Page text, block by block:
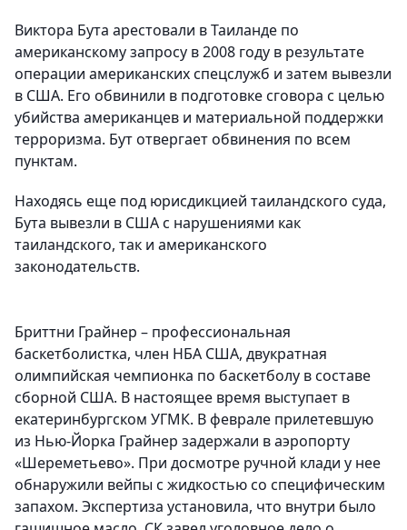
Виктора Бута арестовали в Таиланде по
американскому запросу в 2008 году в результате
операции американских спецслужб и затем вывезли
в США. Его обвинили в подготовке сговора с целью
убийства американцев и материальной поддержки
терроризма. Бут отвергает обвинения по всем
пунктам.
Находясь еще под юрисдикцией таиландского суда,
Бута вывезли в США с нарушениями как
таиландского, так и американского
законодательств.
Бриттни Грайнер – профессиональная
баскетболистка, член НБА США, двукратная
олимпийская чемпионка по баскетболу в составе
сборной США. В настоящее время выступает в
екатеринбургском УГМК. В феврале прилетевшую
из Нью-Йорка Грайнер задержали в аэропорту
«Шереметьево». При досмотре ручной клади у нее
обнаружили вейпы с жидкостью со специфическим
запахом. Экспертиза установила, что внутри было